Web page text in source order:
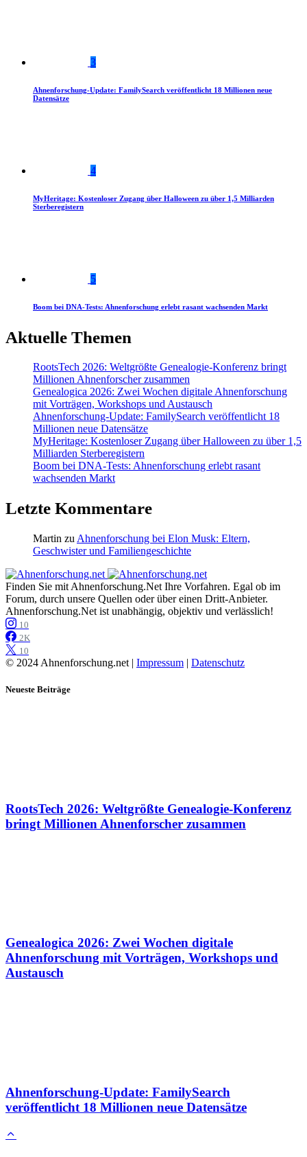
3
Ahnenforschung-Update: FamilySearch veröffentlicht 18 Millionen neue
Datensätze
4
MyHeritage: Kostenloser Zugang über Halloween zu über 1,5 Milliarden
Sterberegistern
5
Boom bei DNA-Tests: Ahnenforschung erlebt rasant wachsenden Markt
Aktuelle Themen
RootsTech 2026: Weltgrößte Genealogie-Konferenz bringt
Millionen Ahnenforscher zusammen
Genealogica 2026: Zwei Wochen digitale Ahnenforschung
mit Vorträgen, Workshops und Austausch
Ahnenforschung-Update: FamilySearch veröffentlicht 18
Millionen neue Datensätze
MyHeritage: Kostenloser Zugang über Halloween zu über 1,5
Milliarden Sterberegistern
Boom bei DNA-Tests: Ahnenforschung erlebt rasant
wachsenden Markt
Letzte Kommentare
Martin zu Ahnenforschung bei Elon Musk: Eltern,
Geschwister und Familiengeschichte
Finden Sie mit Ahnenforschung.Net Ihre Vorfahren. Egal ob im
Forum, durch unsere Quellen oder über einen Dritt-Anbieter.
Ahnenforschung.Net ist unabhängig, objektiv und verlässlich!
10
2K
10
© 2024 Ahnenforschung.net | Impressum | Datenschutz
Neueste Beiträge
RootsTech 2026: Weltgrößte Genealogie-Konferenz
bringt Millionen Ahnenforscher zusammen
Genealogica 2026: Zwei Wochen digitale
Ahnenforschung mit Vorträgen, Workshops und
Austausch
Ahnenforschung-Update: FamilySearch
veröffentlicht 18 Millionen neue Datensätze